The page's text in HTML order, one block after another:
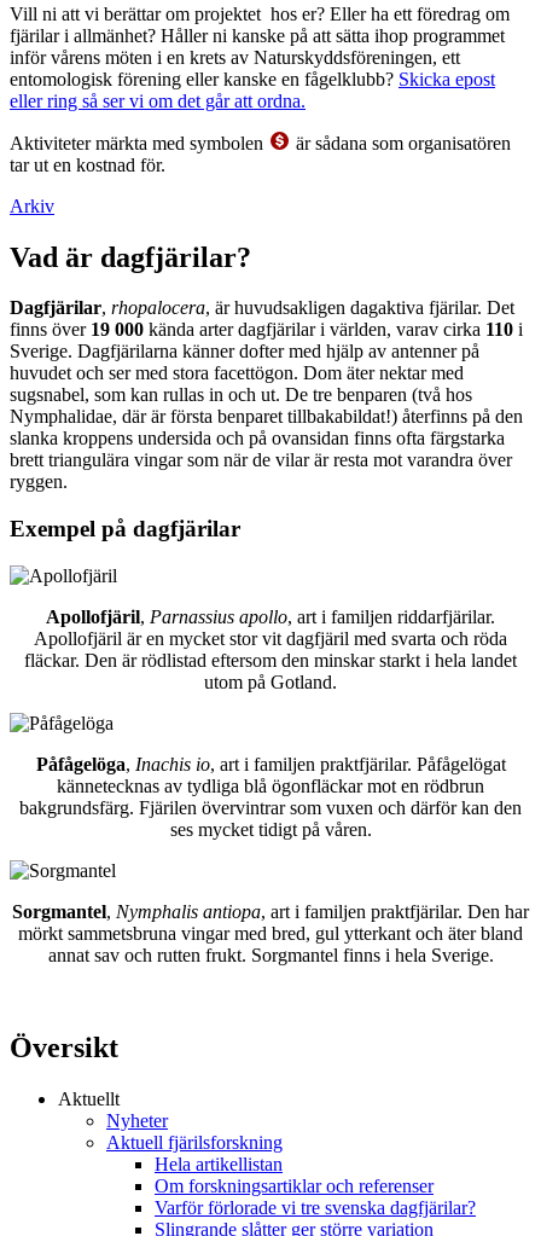
Vill ni att vi berättar om projektet hos er? Eller ha ett föredrag om
fjärilar i allmänhet? Håller ni kanske på att sätta ihop programmet
inför vårens möten i en krets av Naturskyddsföreningen, ett
entomologisk förening eller kanske en fågelklubb? Skicka epost
eller ring så ser vi om det går att ordna.
Aktiviteter märkta med symbolen
är sådana som organisatören
tar ut en kostnad för.
Arkiv
Vad är dagfjärilar?
Dagfjärilar, rhopalocera, är huvudsakligen dagaktiva fjärilar. Det
finns över 19 000 kända arter dagfjärilar i världen, varav cirka 110 i
Sverige. Dagfjärilarna känner dofter med hjälp av antenner på
huvudet och ser med stora facettögon. Dom äter nektar med
sugsnabel, som kan rullas in och ut. De tre benparen (två hos
Nymphalidae, där är första benparet tillbakabildat!) återfinns på den
slanka kroppens undersida och på ovansidan finns ofta färgstarka
brett triangulära vingar som när de vilar är resta mot varandra över
ryggen.
Exempel på dagfjärilar
Apollofjäril, Parnassius apollo, art i familjen riddarfjärilar.
Apollofjäril är en mycket stor vit dagfjäril med svarta och röda
fläckar. Den är rödlistad eftersom den minskar starkt i hela landet
utom på Gotland.
Påfågelöga, Inachis io, art i familjen praktfjärilar. Påfågelögat
kännetecknas av tydliga blå ögonfläckar mot en rödbrun
bakgrundsfärg. Fjärilen övervintrar som vuxen och därför kan den
ses mycket tidigt på våren.
Sorgmantel, Nymphalis antiopa, art i familjen praktfjärilar. Den har
mörkt sammetsbruna vingar med bred, gul ytterkant och äter bland
annat sav och rutten frukt. Sorgmantel finns i hela Sverige.
Översikt
Aktuellt
Nyheter
Aktuell fjärilsforskning
Hela artikellistan
Om forskningsartiklar och referenser
Varför förlorade vi tre svenska dagfjärilar?
Slingrande slåtter ger större variation